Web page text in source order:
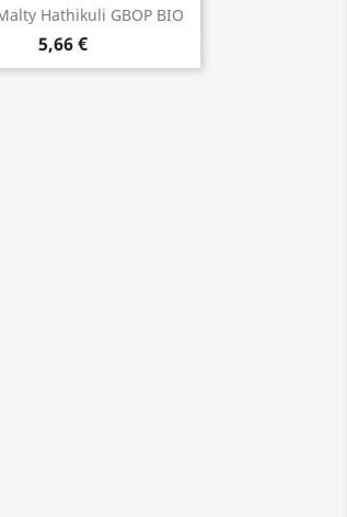
Hathikuli GBOP BIO
5,66 €
Anteprima